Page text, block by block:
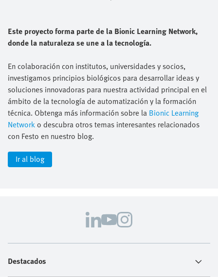
Este proyecto forma parte de la Bionic Learning Network,
donde la naturaleza se une a la tecnología.
En colaboración con institutos, universidades y socios,
investigamos principios biológicos para desarrollar ideas y
soluciones innovadoras para nuestra actividad principal en el
ámbito de la tecnología de automatización y la formación
técnica. Obtenga más información sobre la Bionic Learning
Networko descubra otros temas interesantes relacionados
con Festo en nuestro blog.
Ir al blog
Destacados